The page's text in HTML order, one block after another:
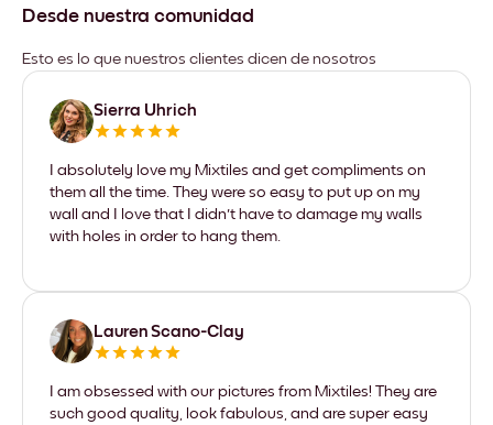
Desde nuestra comunidad
Esto es lo que nuestros clientes dicen de nosotros
Sierra Uhrich
I absolutely love my Mixtiles and get compliments on
them all the time. They were so easy to put up on my
wall and I love that I didn't have to damage my walls
with holes in order to hang them.
Lauren Scano-Clay
I am obsessed with our pictures from Mixtiles! They are
such good quality, look fabulous, and are super easy